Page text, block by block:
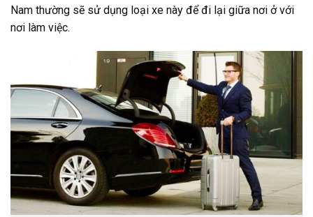
Nam thường sẽ sử dụng loại xe này để đi lại giữa nơi ở với
nơi làm việc.